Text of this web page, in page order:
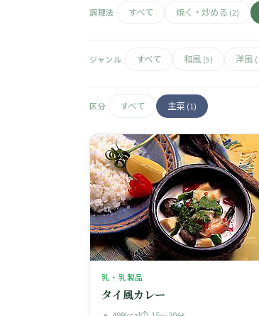
調理法 すべて 焼く・炒める (2)
ジャンル すべて 和風 (5) 洋風
区分 すべて 主菜 (1)
乳・乳製品
タイ風カレー